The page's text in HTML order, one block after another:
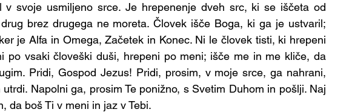
Skupina - Martinčki Skupina - Svetopisemske urice
a Skupina - Animatorji Skupina - Biblična Skupina - Kateheti
v svoje usmiljeno srce. Je hrepenenje dveh src, ki se iščeta od
brez drugega ne moreta. Človek išče Boga, ki ga je ustvaril;
je Alfa in Omega, Začetek in Konec. Ni le človek tisti, ki hrepeni
po vsaki človeški duši, hrepeni po meni; išče me in me kliče, da
Pridi, Gospod Jezus! Pridi, prosim, v moje srce, ga nahrani,
Napolni ga, prosim Te ponižno, s Svetim Duhom in pošlji. Naj
da boš Ti v meni in jaz v Tebi.